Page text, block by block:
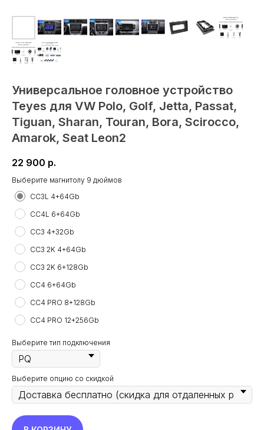
Универсальное головное устройство
Teyes для VW Polo, Golf, Jetta, Passat,
Tiguan, Sharan, Touran, Bora, Scirocco,
Amarok, Seat Leon2
22 900 р.
Выберите магнитолу 9 дюймов
CC3L 4+64Gb
CC4L 6+64Gb
CC3 4+32Gb
CC3 2K 4+64Gb
CC3 2K 6+128Gb
CC4 6+64Gb
CC4 PRO 8+128Gb
CC4 PRO 12+256Gb
Выберите тип подключения
Выберите опцию со скидкой